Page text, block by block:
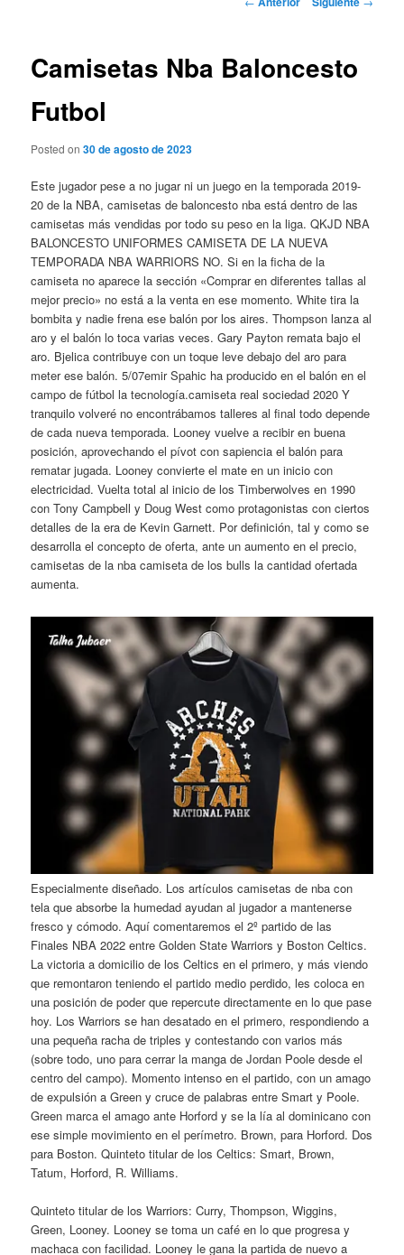
Camisetas Nba Baloncesto
Futbol
Posted on30 de agosto de 2023
Este jugador pese a no jugar ni un juego en la temporada 2019-
20 de la NBA, camisetas de baloncesto nba está dentro de las
camisetas más vendidas por todo su peso en la liga. QKJD NBA
BALONCESTO UNIFORMES CAMISETA DE LA NUEVA
TEMPORADA NBA WARRIORS NO. Si en la ficha de la
camiseta no aparece la sección «Comprar en diferentes tallas al
mejor precio» no está a la venta en ese momento. White tira la
bombita y nadie frena ese balón por los aires. Thompson lanza al
aro y el balón lo toca varias veces. Gary Payton remata bajo el
aro. Bjelica contribuye con un toque leve debajo del aro para
meter ese balón. 5/07emir Spahic ha producido en el balón en el
campo de fútbol la tecnología.camiseta real sociedad 2020 Y
tranquilo volveré no encontrábamos talleres al final todo depende
de cada nueva temporada. Looney vuelve a recibir en buena
posición, aprovechando el pívot con sapiencia el balón para
rematar jugada. Looney convierte el mate en un inicio con
electricidad. Vuelta total al inicio de los Timberwolves en 1990
con Tony Campbell y Doug West como protagonistas con ciertos
detalles de la era de Kevin Garnett. Por definición, tal y como se
desarrolla el concepto de oferta, ante un aumento en el precio,
camisetas de la nba camiseta de los bulls la cantidad ofertada
aumenta.
Especialmente diseñado. Los artículos camisetas de nba con
tela que absorbe la humedad ayudan al jugador a mantenerse
fresco y cómodo. Aquí comentaremos el 2º partido de las
Finales NBA 2022 entre Golden State Warriors y Boston Celtics.
La victoria a domicilio de los Celtics en el primero, y más viendo
que remontaron teniendo el partido medio perdido, les coloca en
una posición de poder que repercute directamente en lo que pase
hoy. Los Warriors se han desatado en el primero, respondiendo a
una pequeña racha de triples y contestando con varios más
(sobre todo, uno para cerrar la manga de Jordan Poole desde el
centro del campo). Momento intenso en el partido, con un amago
de expulsión a Green y cruce de palabras entre Smart y Poole.
Green marca el amago ante Horford y se la lía al dominicano con
ese simple movimiento en el perímetro. Brown, para Horford. Dos
para Boston. Quinteto titular de los Celtics: Smart, Brown,
Tatum, Horford, R. Williams.
Quinteto titular de los Warriors: Curry, Thompson, Wiggins,
Green, Looney. Looney se toma un café en lo que progresa y
machaca con facilidad. Looney le gana la partida de nuevo a